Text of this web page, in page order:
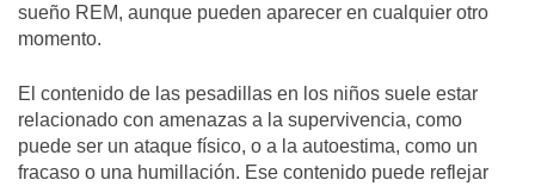
sueño REM, aunque pueden aparecer en cualquier otro
momento.
El contenido de las pesadillas en los niños suele estar
relacionado con amenazas a la supervivencia, como
puede ser un ataque físico, o a la autoestima, como un
fracaso o una humillación. Ese contenido puede reflejar